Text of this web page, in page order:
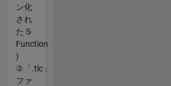
ン化
され
た S-
Function
)
②「.tlc」
ファ